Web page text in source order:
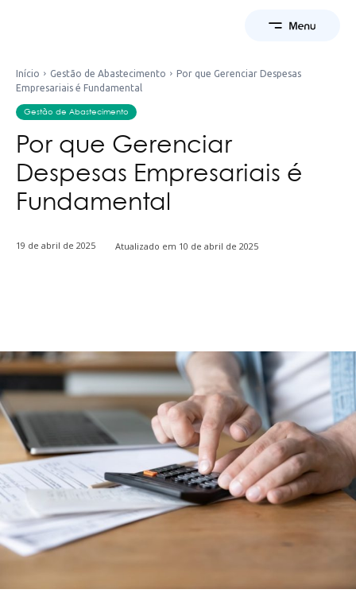
Início Gestão de Abastecimento
Por que Gerenciar Despesas
Empresariais é Fundamental
Gestão de Abastecimento
Por que Gerenciar
Despesas Empresariais é
Fundamental
19 de abril de 2025 Atualizado em 10 de abril de 2025